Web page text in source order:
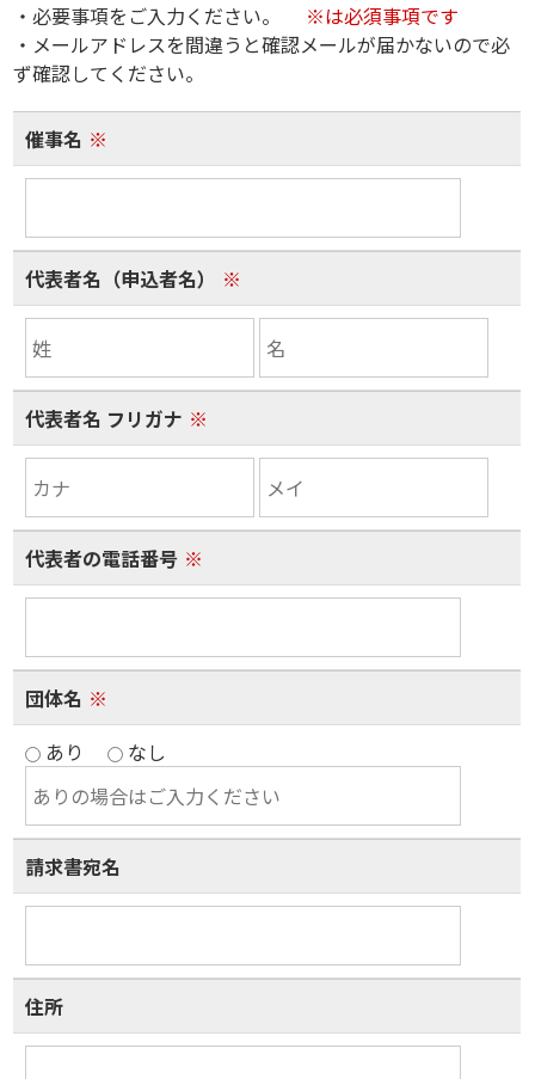
・必要事項をご入力ください。
※は必須事項です
・メールアドレスを間違うと確認メールが届かないので必
ず確認してください。
催事名 ※
代表者名（申込者名） ※
代表者名 フリガナ ※
代表者の電話番号 ※
団体名 ※
あり
なし
請求書宛名
住所